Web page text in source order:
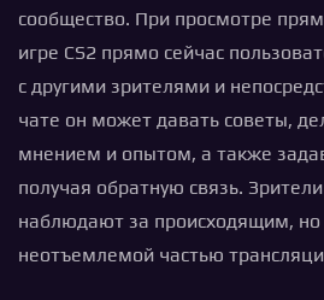
сообщество. При просмотре
игре CS2 прямо сейчас
с другими зрителями и
чате он может давать советы,
мнением и опытом, а также
получая обратную связь.
наблюдают за происходящим, но
неотъемлемой частью